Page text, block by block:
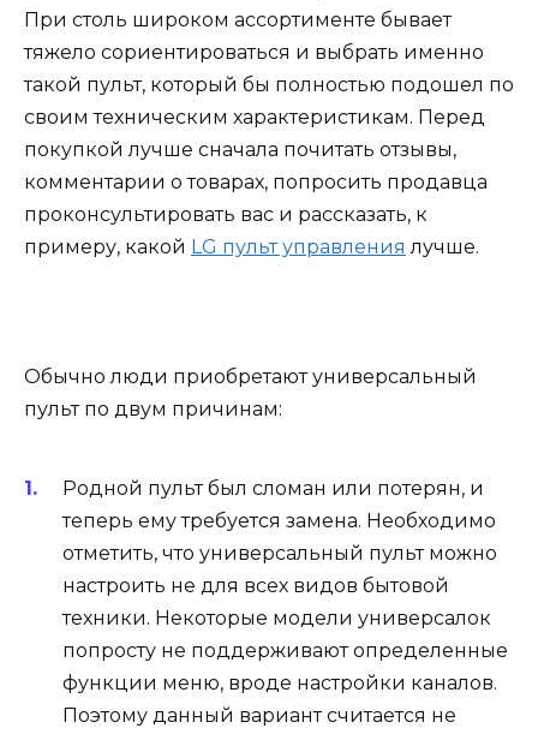
При столь широком ассортименте бывает
тяжело сориентироваться и выбрать именно
такой пульт, который бы полностью подошел по
своим техническим характеристикам. Перед
покупкой лучше сначала почитать отзывы,
комментарии о товарах, попросить продавца
проконсультировать вас и рассказать, к
примеру, какой LG пульт управления лучше.
Обычно люди приобретают универсальный
пульт по двум причинам:
Родной пульт был сломан или потерян, и
теперь ему требуется замена. Необходимо
отметить, что универсальный пульт можно
настроить не для всех видов бытовой
техники. Некоторые модели универсалок
попросту не поддерживают определенные
функции меню, вроде настройки каналов.
Поэтому данный вариант считается не